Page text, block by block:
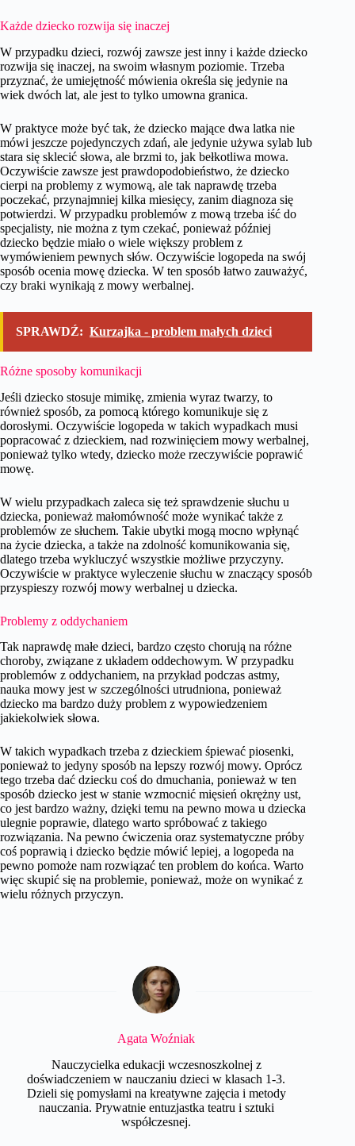
Każde dziecko rozwija się inaczej
W przypadku dzieci, rozwój zawsze jest inny i każde dziecko
rozwija się inaczej, na swoim własnym poziomie. Trzeba
przyznać, że umiejętność mówienia określa się jedynie na
wiek dwóch lat, ale jest to tylko umowna granica.
W praktyce może być tak, że dziecko mające dwa latka nie
mówi jeszcze pojedynczych zdań, ale jedynie używa sylab lub
stara się sklecić słowa, ale brzmi to, jak bełkotliwa mowa.
Oczywiście zawsze jest prawdopodobieństwo, że dziecko
cierpi na problemy z wymową, ale tak naprawdę trzeba
poczekać, przynajmniej kilka miesięcy, zanim diagnoza się
potwierdzi. W przypadku problemów z mową trzeba iść do
specjalisty, nie można z tym czekać, ponieważ później
dziecko będzie miało o wiele większy problem z
wymówieniem pewnych słów. Oczywiście logopeda na swój
sposób ocenia mowę dziecka. W ten sposób łatwo zauważyć,
czy braki wynikają z mowy werbalnej.
SPRAWDŹ: Kurzajka - problem małych dzieci
Różne sposoby komunikacji
Jeśli dziecko stosuje mimikę, zmienia wyraz twarzy, to
również sposób, za pomocą którego komunikuje się z
dorosłymi. Oczywiście logopeda w takich wypadkach musi
popracować z dzieckiem, nad rozwinięciem mowy werbalnej,
ponieważ tylko wtedy, dziecko może rzeczywiście poprawić
mowę.
W wielu przypadkach zaleca się też sprawdzenie słuchu u
dziecka, ponieważ małomówność może wynikać także z
problemów ze słuchem. Takie ubytki mogą mocno wpłynąć
na życie dziecka, a także na zdolność komunikowania się,
dlatego trzeba wykluczyć wszystkie możliwe przyczyny.
Oczywiście w praktyce wyleczenie słuchu w znaczący sposób
przyspieszy rozwój mowy werbalnej u dziecka.
Problemy z oddychaniem
Tak naprawdę małe dzieci, bardzo często chorują na różne
choroby, związane z układem oddechowym. W przypadku
problemów z oddychaniem, na przykład podczas astmy,
nauka mowy jest w szczególności utrudniona, ponieważ
dziecko ma bardzo duży problem z wypowiedzeniem
jakiekolwiek słowa.
W takich wypadkach trzeba z dzieckiem śpiewać piosenki,
ponieważ to jedyny sposób na lepszy rozwój mowy. Oprócz
tego trzeba dać dziecku coś do dmuchania, ponieważ w ten
sposób dziecko jest w stanie wzmocnić mięsień okrężny ust,
co jest bardzo ważny, dzięki temu na pewno mowa u dziecka
ulegnie poprawie, dlatego warto spróbować z takiego
rozwiązania. Na pewno ćwiczenia oraz systematyczne próby
coś poprawią i dziecko będzie mówić lepiej, a logopeda na
pewno pomoże nam rozwiązać ten problem do końca. Warto
więc skupić się na problemie, ponieważ, może on wynikać z
wielu różnych przyczyn.
Agata Woźniak
Nauczycielka edukacji wczesnoszkolnej z
doświadczeniem w nauczaniu dzieci w klasach 1-3.
Dzieli się pomysłami na kreatywne zajęcia i metody
nauczania. Prywatnie entuzjastka teatru i sztuki
współczesnej.